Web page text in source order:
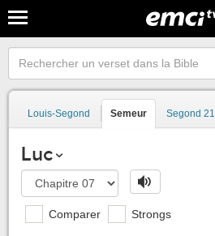
Louis-Segond Semeur Segond 21
Luc
Comparer Strongs